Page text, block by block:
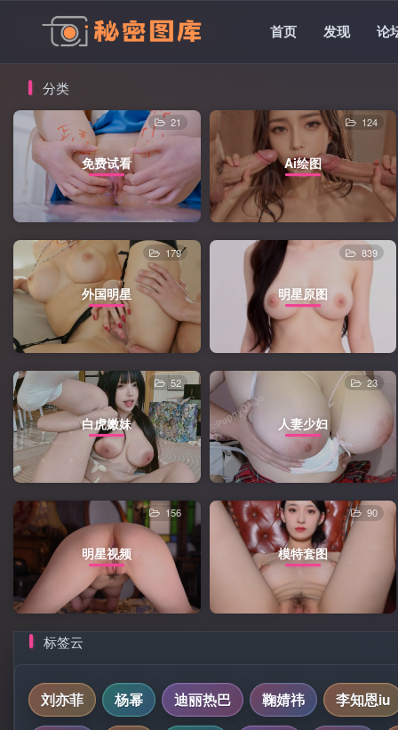
首页 发现 论
分类
免费试看
21
Ai绘图
124
外国明星
179
明星原图
839
白虎嫩妹
52
人妻少妇
23
明星视频
156
模特套图
90
标签云
刘亦菲 杨幂 迪丽热巴 鞠婧祎 李知恩iu